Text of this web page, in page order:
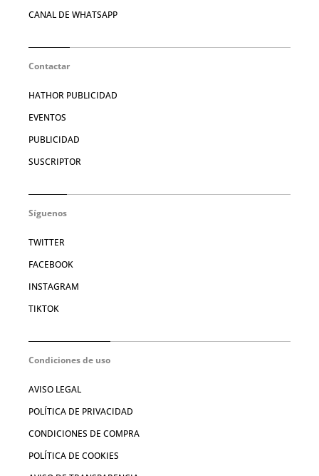
CANAL DE WHATSAPP
Contactar
HATHOR PUBLICIDAD
EVENTOS
PUBLICIDAD
SUSCRIPTOR
Síguenos
TWITTER
FACEBOOK
INSTAGRAM
TIKTOK
Condiciones de uso
AVISO LEGAL
POLÍTICA DE PRIVACIDAD
CONDICIONES DE COMPRA
POLÍTICA DE COOKIES